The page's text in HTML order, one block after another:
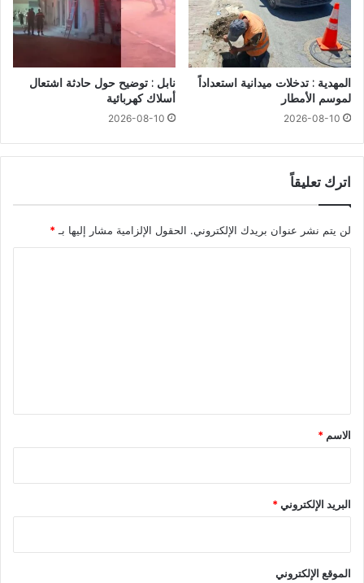
المهدية : تدخلات ميدانية استعداداً
لموسم الأمطار
2026-08-10
نابل : توضيح حول حادثة اشتعال
أسلاك كهربائية
2026-08-10
اترك تعليقاً
لن يتم نشر عنوان بريدك الإلكتروني. الحقول الإلزامية مشار إليها بـ *
*
الاسم *
البريد الإلكتروني*
الموقع الإلكتروني